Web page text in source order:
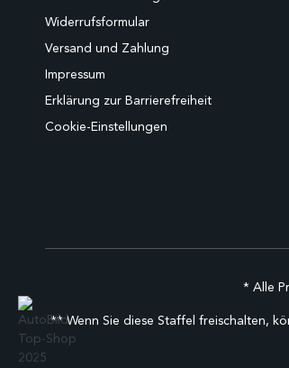
Widerrufsformular
Versand und Zahlung
Impressum
Erklärung zur Barrierefreiheit
Cookie-Einstellungen
* Alle
** Wenn Sie diese Staffel freischalten,